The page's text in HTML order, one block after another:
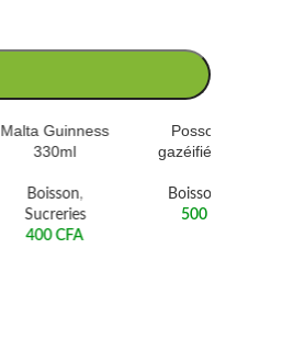
Malta Guinness
330ml
Boisson,
Sucreries
400CFA
Possotome
gazéifiée 100cl
Boisson
500